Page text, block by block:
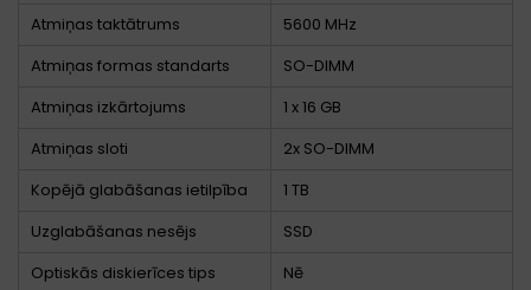
Atmiņas taktātrums
5600 MHz
Atmiņas formas standarts
SO-DIMM
Atmiņas izkārtojums
1 x 16 GB
Atmiņas sloti
2x SO-DIMM
Kopējā glabāšanas ietilpība
1 TB
Uzglabāšanas nesējs
SSD
Optiskās diskierīces tips
Nē